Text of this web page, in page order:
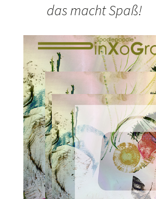
das macht Spaß!